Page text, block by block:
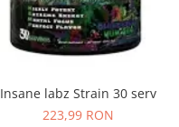
Insane labz Strain 30 serv
223,99 RON